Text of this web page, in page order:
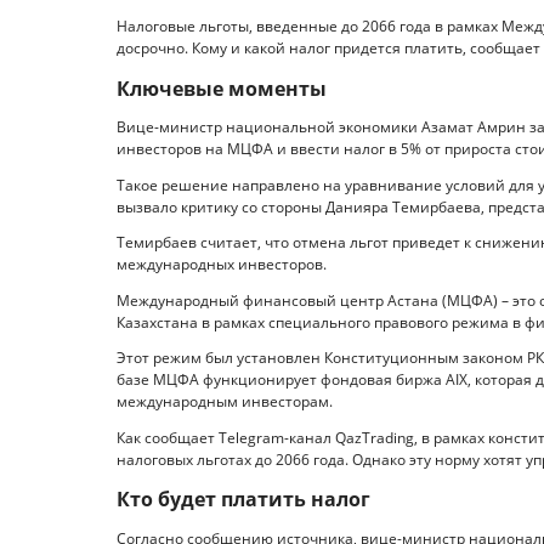
Налоговые льготы, введенные до 2066 года в рамках
досрочно. Кому и какой налог придется платить, сообщает
Ключевые моменты
Вице-министр национальной экономики Азамат Амрин
инвесторов на МЦФА и ввести налог в 5% от прироста
Такое решение направлено на уравнивание условий для
вызвало критику со стороны Данияра Темирбаева,
Темирбаев считает, что отмена льгот приведет к
международных инвесторов.
Международный финансовый центр Астана (МЦФА) – это
Казахстана в рамках специального правового режима в
Этот режим был установлен Конституционным законом
базе МЦФА функционирует фондовая биржа AIX, которая
международным инвесторам.
Как сообщает Telegram-канал QazTrading, в рамках
налоговых льготах до 2066 года. Однако эту норму хотят
Кто будет платить налог
Согласно сообщению источника, вице-министр